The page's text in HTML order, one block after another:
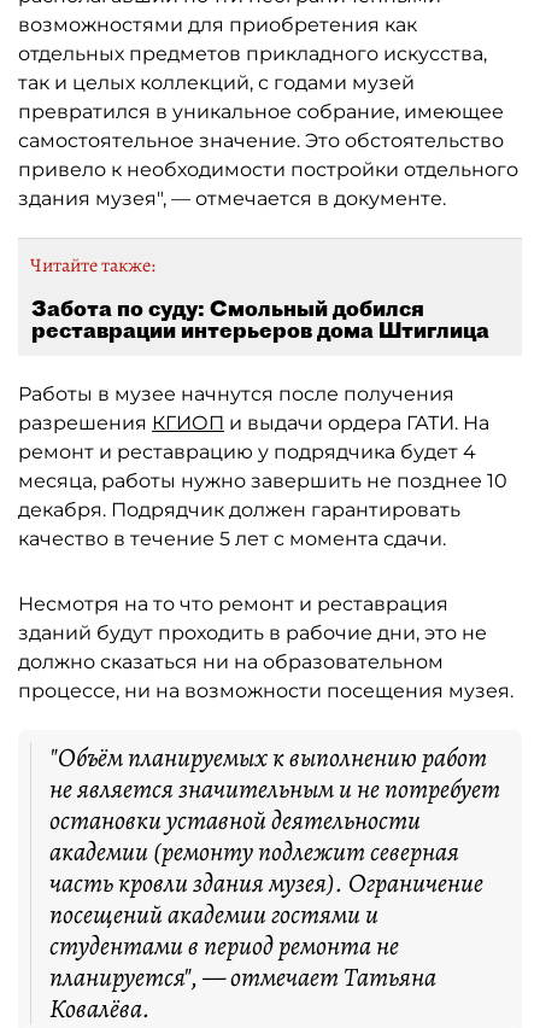
возможностями для приобретения как
отдельных предметов прикладного искусства,
так и целых коллекций, с годами музей
превратился в уникальное собрание, имеющее
самостоятельное значение. Это обстоятельство
привело к необходимости постройки отдельного
здания музея", — отмечается в документе.
Читайте также:
Забота по суду: Смольный добился
реставрации интерьеров дома Штиглица
Работы в музее начнутся после получения
разрешения КГИОП и выдачи ордера ГАТИ. На
ремонт и реставрацию у подрядчика будет 4
месяца, работы нужно завершить не позднее 10
декабря. Подрядчик должен гарантировать
качество в течение 5 лет с момента сдачи.
Несмотря на то что ремонт и реставрация
зданий будут проходить в рабочие дни, это не
должно сказаться ни на образовательном
процессе, ни на возможности посещения музея.
"Объём планируемых к выполнению работ
не является значительным и не потребует
остановки уставной деятельности
академии (ремонту подлежит северная
часть кровли здания музея). Ограничение
посещений академии гостями и
студентами в период ремонта не
планируется", — отмечает Татьяна
Ковалёва.